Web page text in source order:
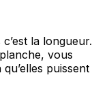
la longueur.
vous
puissent